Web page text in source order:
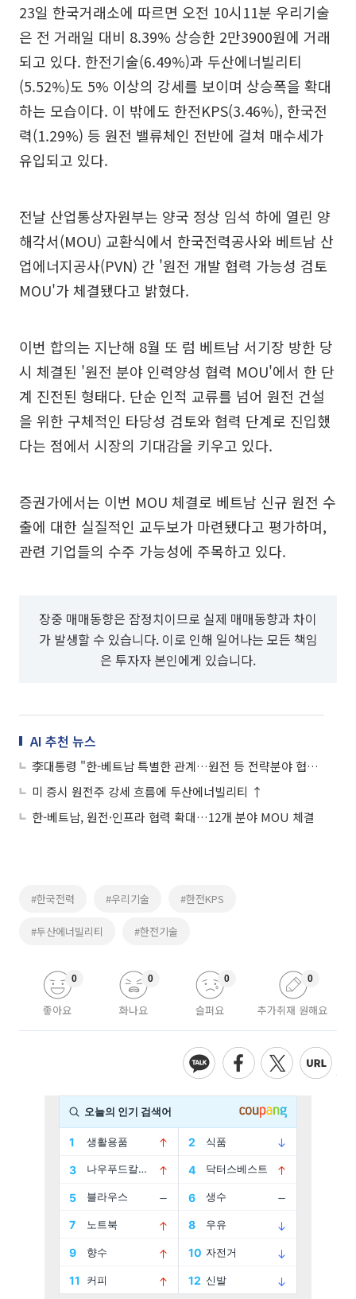
23일 한국거래소에 따르면 오전 10시11분 우리기술
은 전 거래일 대비 8.39% 상승한 2만3900원에 거래
되고 있다. 한전기술(6.49%)과 두산에너빌리티
(5.52%)도 5% 이상의 강세를 보이며 상승폭을 확대
하는 모습이다. 이 밖에도 한전KPS(3.46%), 한국전
력(1.29%) 등 원전 밸류체인 전반에 걸쳐 매수세가
유입되고 있다.
전날 산업통상자원부는 양국 정상 임석 하에 열린 양
해각서(MOU) 교환식에서 한국전력공사와 베트남 산
업에너지공사(PVN) 간 '원전 개발 협력 가능성 검토
MOU'가 체결됐다고 밝혔다.
이번 합의는 지난해 8월 또 럼 베트남 서기장 방한 당
시 체결된 '원전 분야 인력양성 협력 MOU'에서 한 단
계 진전된 형태다. 단순 인적 교류를 넘어 원전 건설
을 위한 구체적인 타당성 검토와 협력 단계로 진입했
다는 점에서 시장의 기대감을 키우고 있다.
증권가에서는 이번 MOU 체결로 베트남 신규 원전 수
출에 대한 실질적인 교두보가 마련됐다고 평가하며,
관련 기업들의 수주 가능성에 주목하고 있다.
장중 매매동향은 잠정치이므로 실제 매매동향과 차이
가 발생할 수 있습니다. 이로 인해 일어나는 모든 책임
은 투자자 본인에게 있습니다.
AI 추천 뉴스
李대통령 "한-베트남 특별한 관계…원전 등 전략분야 협력 확대"
미 증시 원전주 강세 흐름에 두산에너빌리티 ↑
한-베트남, 원전·인프라 협력 확대…12개 분야 MOU 체결
#한국전력 #우리기술 #한전KPS
#두산에너빌리티 #한전기술
좋아요
0
화나요
0
슬퍼요
0
추가취재 원해요
0